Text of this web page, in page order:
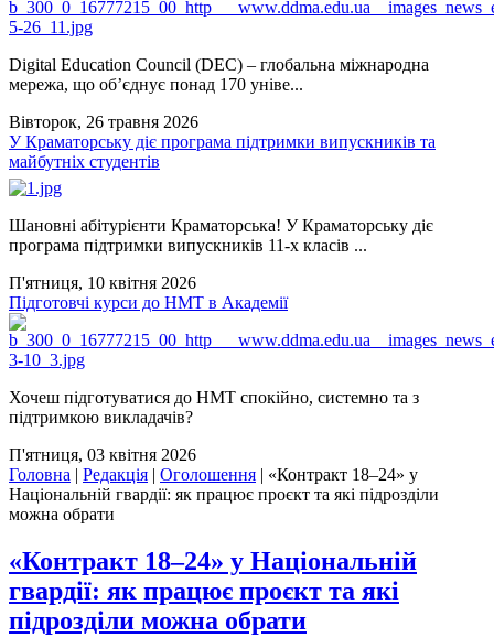
Digital Education Council (DEC) – глобальна міжнародна
мережа, що об’єднує понад 170 уніве...
Вівторок, 26 травня 2026
У Краматорську діє програма підтримки випускників та
майбутніх студентів
Шановні абітурієнти Краматорська! У Краматорську діє
програма підтримки випускників 11-х класів ...
П'ятниця, 10 квітня 2026
Підготовчі курси до НМТ в Академії
Хочеш підготуватися до НМТ спокійно, системно та з
підтримкою викладачів?
П'ятниця, 03 квітня 2026
Головна | Редакція | Оголошення | «Контракт 18–24» у
Національній гвардії: як працює проєкт та які підрозділи
можна обрати
«Контракт 18–24» у Національній
гвардії: як працює проєкт та які
підрозділи можна обрати